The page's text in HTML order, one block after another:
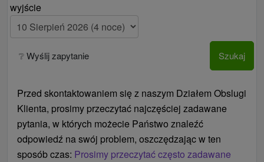
wyjście
❔ Wyślij zapytanie Szukaj
Przed skontaktowaniem się z naszym Działem Obslugi
Klienta, prosimy przeczytać najczęściej zadawane
pytania, w których możecie Państwo znaleźć
odpowiedź na swój problem, oszczędzając w ten
sposób czas: Prosimy przeczytać często zadawane